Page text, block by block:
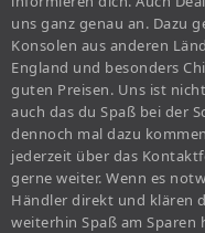
uns ganz genau an. Dazu
Konsolen aus anderen
England und besonders
guten Preisen. Uns ist
auch das du Spaß bei der
dennoch mal dazu
jederzeit über das
gerne weiter. Wenn es
Händler direkt und klären
weiterhin Spaß am Sparen